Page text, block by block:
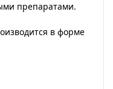
препаратами.
в форме